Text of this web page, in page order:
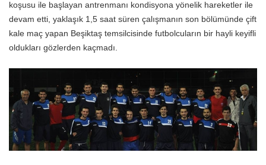
koşusu ile başlayan antrenmanı kondisyona yönelik hareketler ile
devam etti, yaklaşık 1,5 saat süren çalışmanın son bölümünde çift
kale maç yapan Beşiktaş temsilcisinde futbolcuların bir hayli keyifli
oldukları gözlerden kaçmadı.